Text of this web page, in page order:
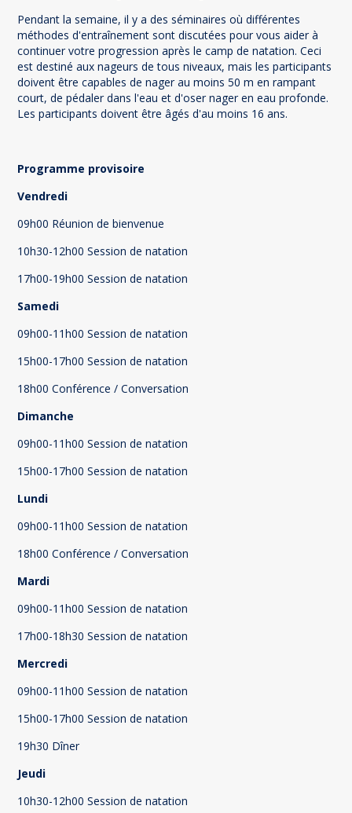
Pendant la semaine, il y a des séminaires où différentes
méthodes d'entraînement sont discutées pour vous aider à
continuer votre progression après le camp de natation. Ceci
est destiné aux nageurs de tous niveaux, mais les participants
doivent être capables de nager au moins 50 m en rampant
court, de pédaler dans l'eau et d'oser nager en eau profonde.
Les participants doivent être âgés d'au moins 16 ans.
Programme provisoire
Vendredi
09h00 Réunion de bienvenue
10h30-12h00 Session de natation
17h00-19h00 Session de natation
Samedi
09h00-11h00 Session de natation
15h00-17h00 Session de natation
18h00 Conférence / Conversation
Dimanche
09h00-11h00 Session de natation
15h00-17h00 Session de natation
Lundi
09h00-11h00 Session de natation
18h00 Conférence / Conversation
Mardi
09h00-11h00 Session de natation
17h00-18h30 Session de natation
Mercredi
09h00-11h00 Session de natation
15h00-17h00 Session de natation
19h30 Dîner
Jeudi
10h30-12h00 Session de natation